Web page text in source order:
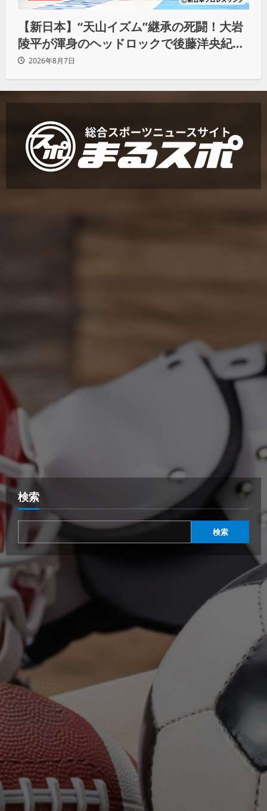
【新日本】“天山イズム”継承の死闘！大岩
陵平が渾身のヘッドロックで後藤洋央紀か
らタップ奪取 執念の「リベンジ＆4勝目」
2026年8月7日
検索
検索